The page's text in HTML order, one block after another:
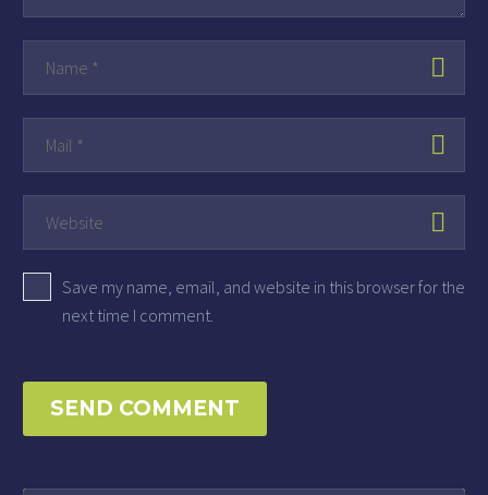
Save my name, email, and website in this browser for the
next time I comment.
SEND COMMENT